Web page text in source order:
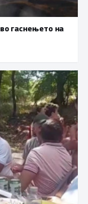
гаснењето на